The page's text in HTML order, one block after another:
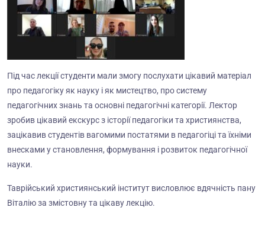
Під час лекції студенти мали змогу послухати цікавий матеріал
про педагогіку як науку і як мистецтво, про систему
педагогічних знань та основні педагогічні категорії. Лектор
зробив цікавий екскурс з історії педагогіки та християнства,
зацікавив студентів вагомими постатями в педагогіці та їхніми
внесками у становлення, формування і розвиток педагогічної
науки.
Таврійський християнський інститут висловлює вдячність пану
Віталію за змістовну та цікаву лекцію.